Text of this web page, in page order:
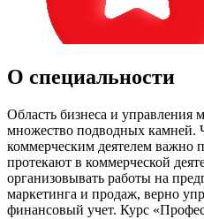
О специальности
Область бизнеса и управления
множество подводных камней.
коммерческим деятелем важно
протекают в коммерческой
организовывать работы на
маркетинга и продаж, верно
финансовый учет. Курс